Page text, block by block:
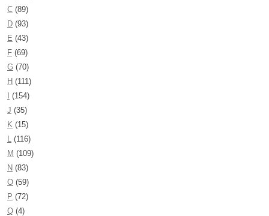
C (89)
D (93)
E (43)
F (69)
G (70)
H (111)
(154)
J (35)
K (15)
L (116)
M (109)
N (83)
O (59)
P (72)
Q (4)